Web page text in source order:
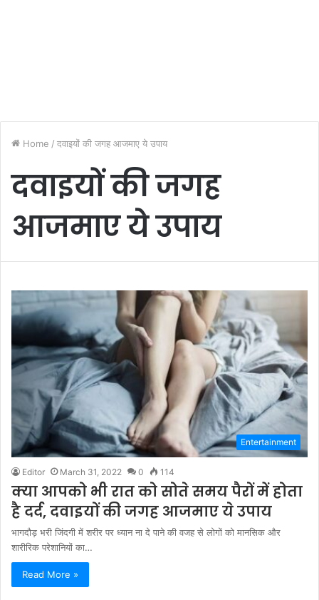
Home / दवाइयों की जगह आजमाए ये उपाय
दवाइयों की जगह
आजमाए ये उपाय
Entertainment
Editor March 31, 2022 0 114
क्या आपको भी रात को सोते समय पैरों में होता
है दर्द, दवाइयों की जगह आजमाए ये उपाय
भागदौड़ भरी जिंदगी में शरीर पर ध्यान ना दे पाने की वजह से लोगों को मानसिक और
शारीरिक परेशानियों का…
Read More »